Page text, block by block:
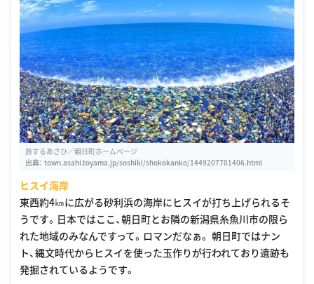
旅するあさひ／朝日町ホームページ
出典： town.asahi.toyama.jp/soshiki/shokokanko/1449207701406.html
ヒスイ海岸
東西約4㎞に広がる砂利浜の海岸にヒスイが打ち上げられるそ
うです。日本ではここ、朝日町とお隣の新潟県糸魚川市の限ら
れた地域のみなんですって。ロマンだなぁ。 朝日町ではナン
ト、縄文時代からヒスイを使った玉作りが行われており遺跡も
発掘されているようです。